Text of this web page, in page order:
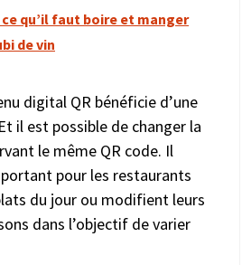
qu’il faut boire et manger
de vin
digital QR bénéficie d’une
il est possible de changer la
le même QR code. Il
pour les restaurants
du jour ou modifient leurs
dans l’objectif de varier